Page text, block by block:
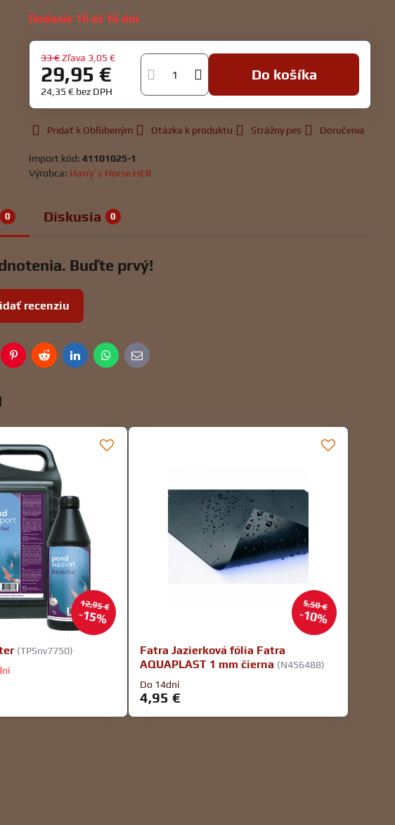
Dodanie 10 až 16 dní
33 € Zľava 3,05 €
29,95 €
24,35 € bez DPH
Do košíka
Pridať k Obľúbeným Otázka k produktu Strážny pes Doručenia
Import kód:41101025-1
Výrobca: Harry´s Horse HER
0 Diskusia 0
Buďte prvý!
recenziu
PinterestRedditLinkedInWhatsApp
E-
mail
12,95 €
15%
(TPSnv7750)
5,50 €
10%
Fatra Jazierková fólia Fatra
AQUAPLAST 1 mm čierna (N456488)
Do 14dní
4,95 €